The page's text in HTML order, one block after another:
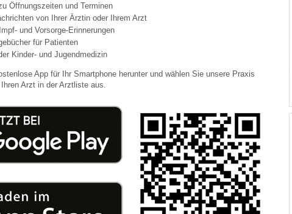
Bildschirmmediengebrauch
Öffnungszeiten und Terminen
von Ihrer Ärztin oder Ihrem Arzt
und Vorsorge-Erinnerungen
für Patienten
Kinder- und Jugendmedizin
App für Ihr Smartphone herunter und wählen Sie unsere Praxis
Arzt in der Arztliste aus.